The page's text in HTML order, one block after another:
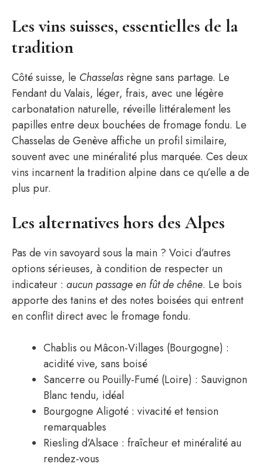
Les vins suisses, essentielles de la
tradition
Côté suisse, le Chasselas règne sans partage. Le
Fendant du Valais, léger, frais, avec une légère
carbonatation naturelle, réveille littéralement les
papilles entre deux bouchées de fromage fondu. Le
Chasselas de Genève affiche un profil similaire,
souvent avec une minéralité plus marquée. Ces deux
vins incarnent la tradition alpine dans ce qu’elle a de
plus pur.
Les alternatives hors des Alpes
Pas de vin savoyard sous la main ? Voici d’autres
options sérieuses, à condition de respecter un
indicateur : aucun passage en fût de chêne. Le bois
apporte des tanins et des notes boisées qui entrent
en conflit direct avec le fromage fondu.
Chablis ou Mâcon-Villages (Bourgogne) :
acidité vive, sans boisé
Sancerre ou Pouilly-Fumé (Loire) : Sauvignon
Blanc tendu, idéal
Bourgogne Aligoté : vivacité et tension
remarquables
Riesling d’Alsace : fraîcheur et minéralité au
rendez-vous